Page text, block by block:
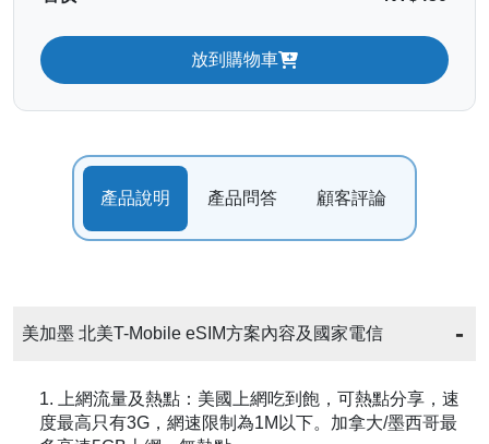
放到購物車
產品說明 產品問答 顧客評論
美加墨 北美T-Mobile eSIM方案內容及國家電信
1. 上網流量及熱點：美國上網吃到飽，可熱點分享，速
度最高只有3G，網速限制為1M以下。加拿大/墨西哥最